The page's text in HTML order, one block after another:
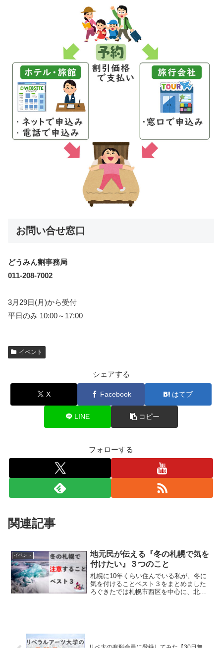
お問い合せ窓口
どうみん割事務局
011-208-7002
3月29日(月)から受付
平日のみ 10:00～17:00
イベント
シェアする
X Facebook はてブ
LINE コピー
フォローする
関連記事
イベント
地元民が伝える『冬の札幌で気を
付けたい』３つのこと
札幌に10年くらい住んでいる私が、冬に
気を付けることベスト３をまとめました
ろぐきたでは札幌市西区を中心に、北海